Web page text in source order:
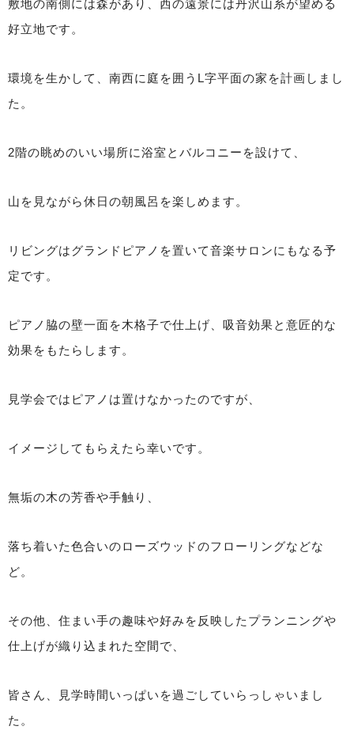
敷地の南側には森があり、西の遠景には丹沢山系が望める
好立地です。
環境を生かして、南西に庭を囲うL字平面の家を計画しまし
た。
2階の眺めのいい場所に浴室とバルコニーを設けて、
山を見ながら休日の朝風呂を楽しめます。
リビングはグランドピアノを置いて音楽サロンにもなる予
定です。
ピアノ脇の壁一面を木格子で仕上げ、吸音効果と意匠的な
効果をもたらします。
見学会ではピアノは置けなかったのですが、
イメージしてもらえたら幸いです。
無垢の木の芳香や手触り、
落ち着いた色合いのローズウッドのフローリングなどな
ど。
その他、住まい手の趣味や好みを反映したプランニングや
仕上げが織り込まれた空間で、
皆さん、見学時間いっぱいを過ごしていらっしゃいまし
た。